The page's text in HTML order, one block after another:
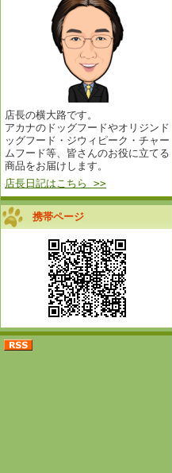
店長の横大路です。
アカナのドッグフードやオリジンド
ッグフード・ジウィピーク・チャー
ムフード等、皆さんのお役に立てる
商品をお届けします。
店長日記はこちら >>
携帯ページ